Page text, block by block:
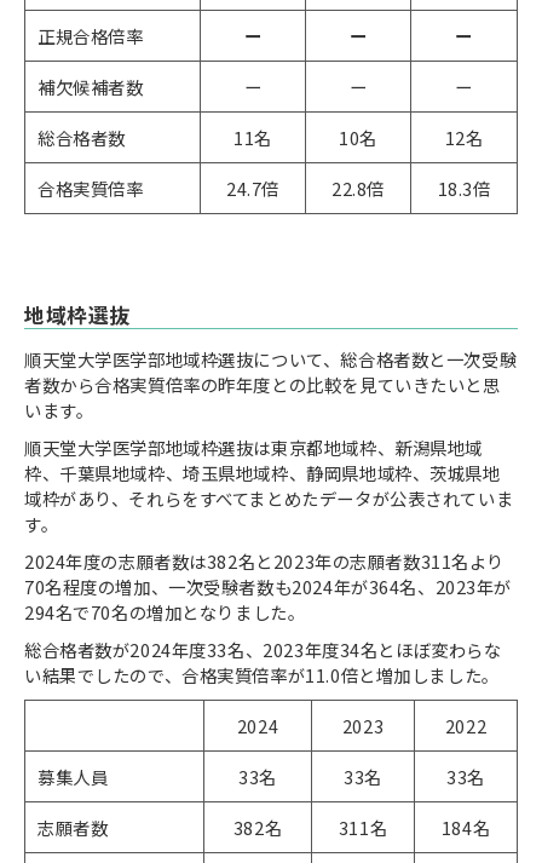
正規合格倍率 ー ー
ー
補欠候補者数
ー ー
ー
総合格者数
11名 10名
12名
合格実質倍率
24.7倍 22.8倍 18.3倍
地域枠選抜
順天堂大学医学部地域枠選抜について、総合格者数と一次受験
者数から合格実質倍率の昨年度との比較を見ていきたいと思
います。
順天堂大学医学部地域枠選抜は東京都地域枠、新潟県地域
枠、千葉県地域枠、埼玉県地域枠、静岡県地域枠、茨城県地
域枠があり、それらをすべてまとめたデータが公表されていま
す。
2024年度の志願者数は382名と2023年の志願者数311名より
70名程度の増加、一次受験者数も2024年が364名、2023年が
294名で70名の増加となりました。
総合格者数が2024年度33名、2023年度34名とほぼ変わらな
い結果でしたので、合格実質倍率が11.0倍と増加しました。
2024
2023
2022
募集人員
33名 33名
33名
志願者数
382名 311名
184名